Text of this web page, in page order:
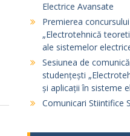
Electrice Avansate
Premierea concursului
„Electrotehnică
ale sistemelor
Sesiunea de
studențești
și aplicații în sisteme
Comunicari Stiintifice